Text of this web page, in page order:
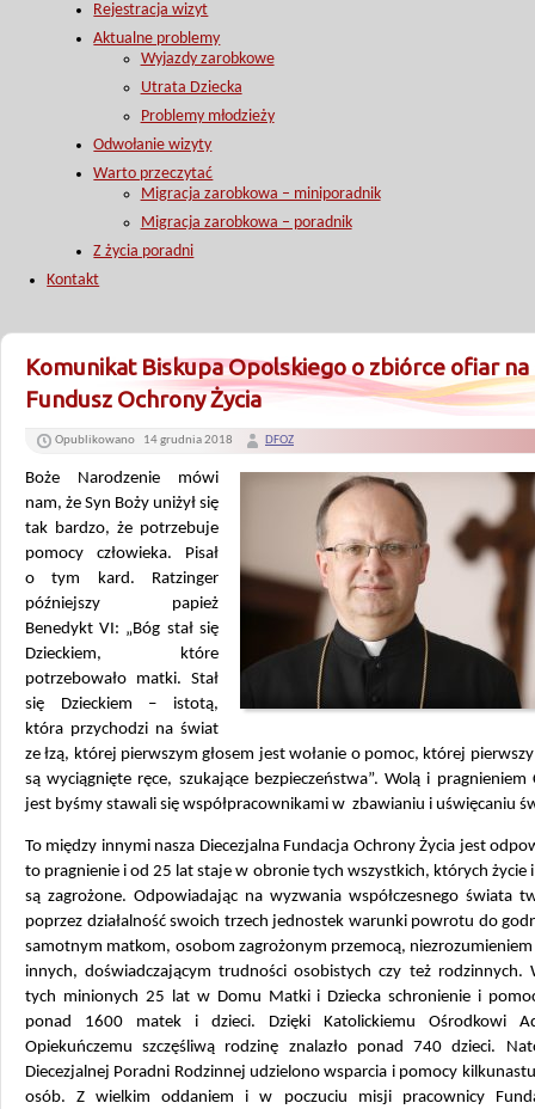
Rejestracja wizyt
Aktualne problemy
Wyjazdy zarobkowe
Utrata Dziecka
Problemy młodzieży
Odwołanie wizyty
Warto przeczytać
Migracja zarobkowa – miniporadnik
Migracja zarobkowa – poradnik
Z życia poradni
Kontakt
Komunikat Biskupa Opolskiego o zbiórce ofiar na
Fundusz Ochrony Życia
Opublikowano 14 grudnia 2018 DFOZ
Boże Narodzenie mówi
nam, że Syn Boży uniżył się
tak bardzo, że potrzebuje
pomocy człowieka. Pisał
o tym kard. Ratzinger
późniejszy papież
Benedykt VI: „Bóg stał się
Dzieckiem, które
potrzebowało matki. Stał
się Dzieckiem – istotą,
która przychodzi na świat
ze łzą, której pierwszym głosem jest wołanie o pomoc, której
są wyciągnięte ręce, szukające bezpieczeństwa”. Wolą i pragnieniem
jest byśmy stawali się współpracownikami w zbawianiu i uświęcaniu
To między innymi nasza Diecezjalna Fundacja Ochrony Życia jest
to pragnienie i od 25 lat staje w obronie tych wszystkich, których życie
są zagrożone. Odpowiadając na wyzwania współczesnego świata
poprzez działalność swoich trzech jednostek warunki powrotu do
samotnym matkom, osobom zagrożonym przemocą,
innych, doświadczającym trudności osobistych czy też rodzinnych.
tych minionych 25 lat w Domu Matki i Dziecka schronienie i
ponad 1600 matek i dzieci. Dzięki Katolickiemu Ośrodkowi
Opiekuńczemu szczęśliwą rodzinę znalazło ponad 740 dzieci.
Diecezjalnej Poradni Rodzinnej udzielono wsparcia i pomocy
osób. Z wielkim oddaniem i w poczuciu misji pracownicy